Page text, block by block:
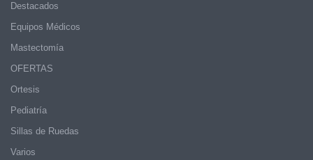
Destacados
Equipos Médicos
Mastectomía
OFERTAS
Ortesis
Pediatría
Sillas de Ruedas
Varios